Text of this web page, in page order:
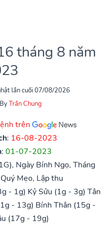
tháng 8 năm
lần cuối 07/08/2026
Trần Chung
trên
: 16-08-2023
: 01-07-2023
Ngày Bính Ngọ, Tháng
Mẹo, Lập thu
- 1g) Kỷ Sửu (1g - 3g) Tân
- 13g) Bính Thân (15g -
(17g - 19g)